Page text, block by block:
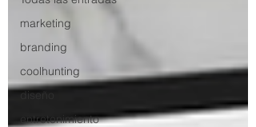
marketing
branding
coolhunting
diseño
entretenimiento